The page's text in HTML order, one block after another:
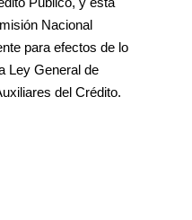
Nacional
para efectos de lo
Ley General de
del Crédito.